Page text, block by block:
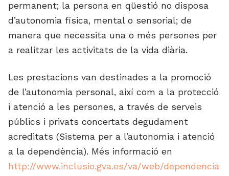
permanent; la persona en qüestió no disposa
d’autonomia física, mental o sensorial; de
manera que necessita una o més persones per
a realitzar les activitats de la vida diària.
Les prestacions van destinades a la promoció
de l’autonomia personal, així com a la protecció
i atenció a les persones, a través de serveis
públics i privats concertats degudament
acreditats (Sistema per a l’autonomia i atenció
a la dependència). Més informació en
http://www.inclusio.gva.es/va/web/dependencia